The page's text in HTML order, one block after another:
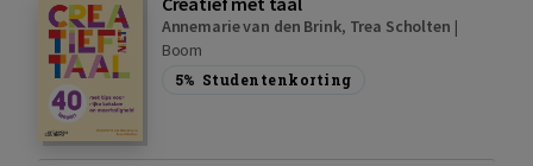
Annemarie van den Brink, Trea Scholten |
Boom
5% Studentenkorting